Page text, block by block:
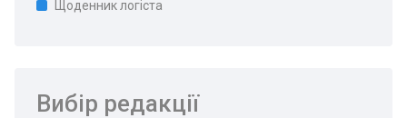
Щоденник логіста
Вибір редакції